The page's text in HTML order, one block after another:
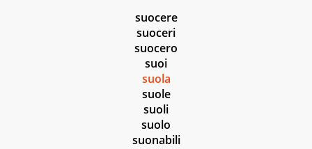
suocere
suoceri
suocero
suoi
suola
suole
suoli
suolo
suonabili